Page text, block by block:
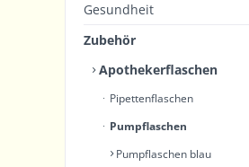
Gesundheit
Zubehör
Apothekerflaschen
Pipettenflaschen
Pumpflaschen
Pumpflaschen blau